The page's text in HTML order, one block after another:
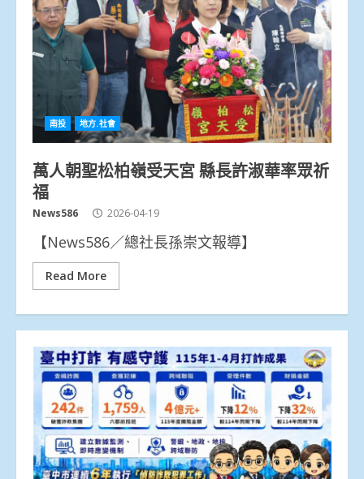
南投 地方.社會
萬人朝聖松柏嶺受天宮 縣長許淑華率眾祈
福
News586 2026-04-19
【News586／總社長孫崇文報導】
Read More